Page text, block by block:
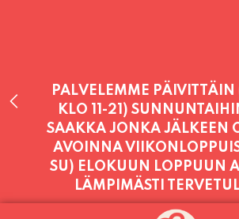
PALVELEMME PÄIVITTÄIN
KLO 11-21)
SAAKKA JONKA JÄLKEEN
AVOINNA
SU) ELOKUUN LOPPUUN
LÄMPIMÄSTI
PALVELEMME